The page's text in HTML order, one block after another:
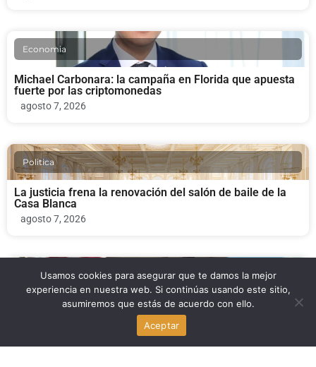
Economia
Michael Carbonara: la campaña en Florida que apuesta
fuerte por las criptomonedas
agosto 7, 2026
Politica
La justicia frena la renovación del salón de baile de la
Casa Blanca
agosto 7, 2026
Economia
Trump y las gasolineras de Nueva Jersey: precios más
bajos frente a las sanciones
Usamos cookies para asegurar que te damos la mejor
experiencia en nuestra web. Si continúas usando este sitio,
asumiremos que estás de acuerdo con ello.
Aceptar